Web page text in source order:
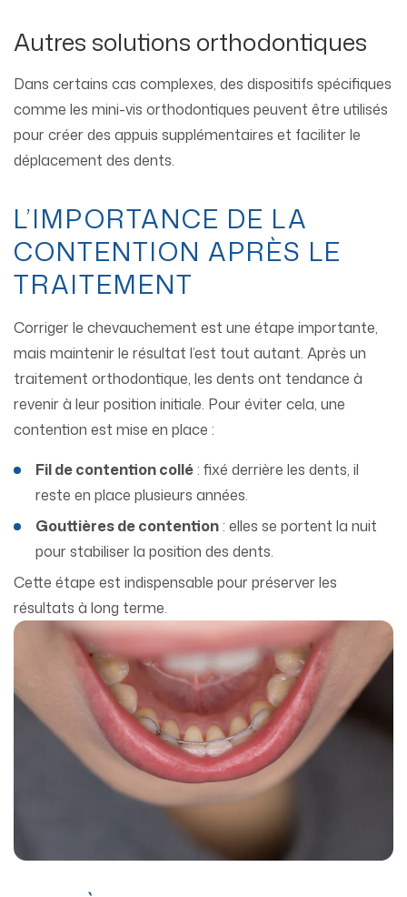
Autres solutions orthodontiques
Dans certains cas complexes, des dispositifs spécifiques
comme les mini-vis orthodontiques peuvent être utilisés
pour créer des appuis supplémentaires et faciliter le
déplacement des dents.
L’IMPORTANCE DE LA
CONTENTION APRÈS LE
TRAITEMENT
Corriger le chevauchement est une étape importante,
mais maintenir le résultat l’est tout autant. Après un
traitement orthodontique, les dents ont tendance à
revenir à leur position initiale. Pour éviter cela, une
contention est mise en place :
Fil de contention collé: fixé derrière les dents, il
reste en place plusieurs années.
Gouttières de contention: elles se portent la nuit
pour stabiliser la position des dents.
Cette étape est indispensable pour préserver les
résultats à long terme.